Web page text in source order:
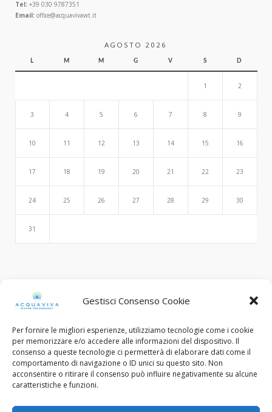
Gestisci Consenso Cookie
Per fornire le migliori esperienze, utilizziamo tecnologie come i cookie
per memorizzare e/o accedere alle informazioni del dispositivo. Il
consenso a queste tecnologie ci permetterà di elaborare dati come il
comportamento di navigazione o ID unici su questo sito. Non
acconsentire o ritirare il consenso può influire negativamente su alcune
caratteristiche e funzioni.
Tel:+39 030 9787351
Email:office@acquavivawt.it
AGOSTO 2026
L M M G V S D
1 2
3 4 5 6 7 8 9
10 11 12 13 14 15 16
17 18 19 20 21 22 23
24 25 26 27 28 29 30
31